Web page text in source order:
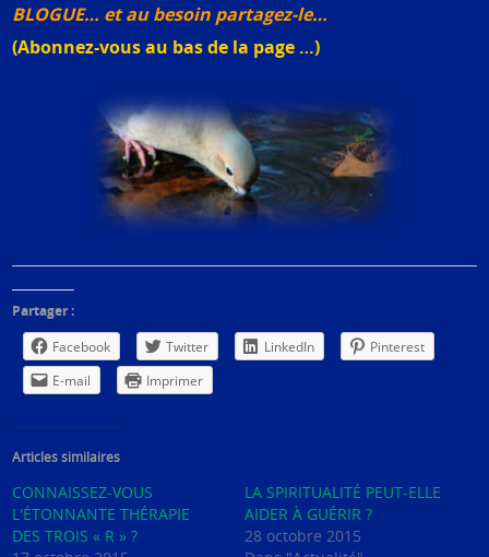
BLOGUE… et au besoin partagez-le…
(Abonnez-vous au bas de la page …)
Partager :
Facebook
Twitter LinkedIn
Pinterest
E-mail
Imprimer
Articles similaires
CONNAISSEZ-VOUS
L'ÉTONNANTE THÉRAPIE
DES TROIS « R » ?
LA SPIRITUALITÉ PEUT-ELLE
AIDER À GUÉRIR ?
28 octobre 2015